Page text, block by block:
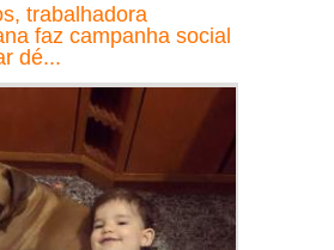
trabalhadora
faz campanha social
dé...